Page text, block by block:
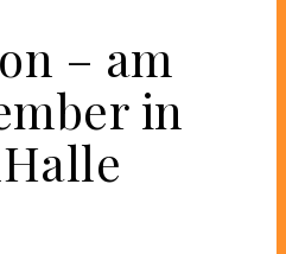
– am
in